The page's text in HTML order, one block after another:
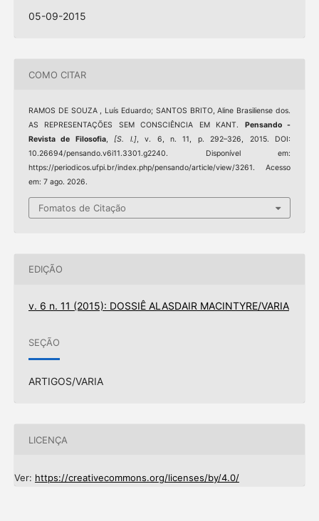
05-09-2015
COMO CITAR
RAMOS DE SOUZA , Luís Eduardo; SANTOS BRITO, Aline Brasiliense dos.
AS REPRESENTAÇÕES SEM CONSCIÊNCIA EM KANT. Pensando -
Revista de Filosofia,[S. l.], v. 6, n. 11, p. 292–326, 2015. DOI:
10.26694/pensando.v6i11.3301.g2240. Disponível em:
https://periodicos.ufpi.br/index.php/pensando/article/view/3261. Acesso
em: 7 ago. 2026.
Fomatos de Citação
EDIÇÃO
v. 6 n. 11 (2015): DOSSIÊ ALASDAIR MACINTYRE/VARIA
SEÇÃO
ARTIGOS/VARIA
LICENÇA
Ver: https://creativecommons.org/licenses/by/4.0/